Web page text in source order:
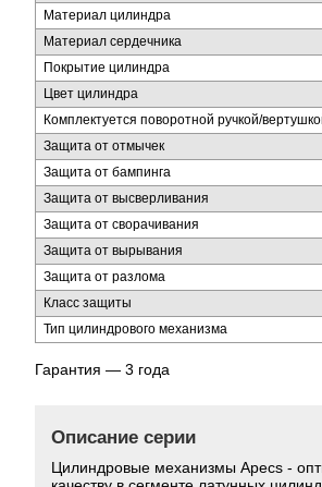
Материал цилиндра
Материал сердечника
Покрытие цилиндра
Цвет цилиндра
Комплектуется поворотной ручкой/
Защита от отмычек
Защита от бампинга
Защита от высверливания
Защита от сворачивания
Защита от вырывания
Защита от разлома
Класс защиты
Тип цилиндрового механизма
Гарантия — 3 года
Описание серии
Цилиндровые механизмы Apecs -